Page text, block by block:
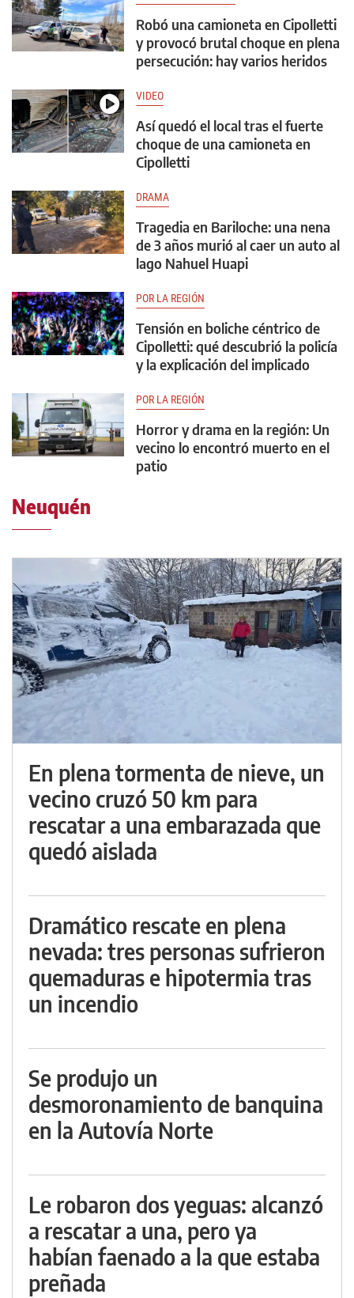
Robó una camioneta en Cipolletti
y provocó brutal choque en plena
persecución: hay varios heridos
VIDEO
Así quedó el local tras el fuerte
choque de una camioneta en
Cipolletti
DRAMA
Tragedia en Bariloche: una nena
de 3 años murió al caer un auto al
lago Nahuel Huapi
POR LA REGIÓN
Tensión en boliche céntrico de
Cipolletti: qué descubrió la policía
y la explicación del implicado
POR LA REGIÓN
Horror y drama en la región: Un
vecino lo encontró muerto en el
patio
Neuquén
En plena tormenta de nieve, un
vecino cruzó 50 km para
rescatar a una embarazada que
quedó aislada
Dramático rescate en plena
nevada: tres personas sufrieron
quemaduras e hipotermia tras
un incendio
Se produjo un
desmoronamiento de banquina
en la Autovía Norte
Le robaron dos yeguas: alcanzó
a rescatar a una, pero ya
habían faenado a la que estaba
preñada